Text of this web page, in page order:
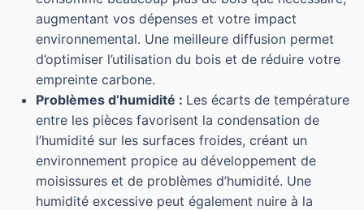
augmentant vos dépenses et votre impact
environnemental. Une meilleure diffusion permet
d’optimiser l’utilisation du bois et de réduire votre
empreinte carbone.
Problèmes d’humidité : Les écarts de température
entre les pièces favorisent la condensation de
l’humidité sur les surfaces froides, créant un
environnement propice au développement de
moisissures et de problèmes d’humidité. Une
humidité excessive peut également nuire à la